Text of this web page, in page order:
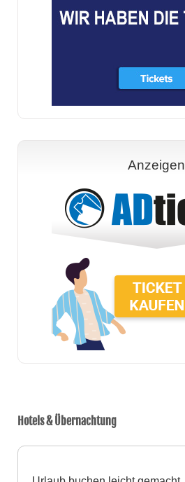
Anzeigen
Hotels & Übernachtung